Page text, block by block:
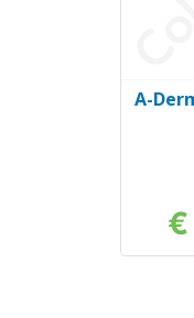
A-
€